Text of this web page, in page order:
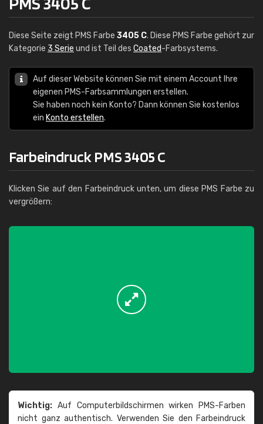
Diese Seite zeigt PMS Farbe 3405 C. Diese PMS Farbe gehört zur
Kategorie 3 Serie und ist Teil des Coated-Farbsystems.
Auf dieser Website können Sie mit einem Account Ihre
eigenen PMS-Farbsammlungen erstellen.
Sie haben noch kein Konto? Dann können Sie kostenlos
ein Konto erstellen.
Farbeindruck PMS 3405 C
Klicken Sie auf den Farbeindruck unten, um diese PMS Farbe zu
vergrößern:
Wichtig: Auf Computerbildschirmen wirken PMS-Farben
nicht ganz authentisch. Verwenden Sie den Farbeindruck